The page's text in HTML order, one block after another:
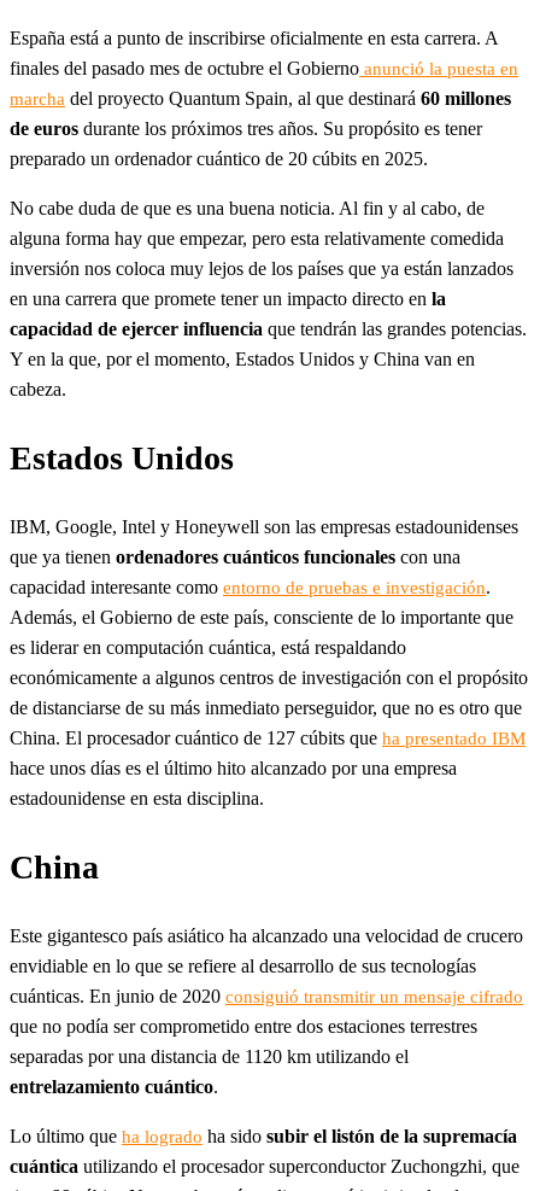
España está a punto de inscribirse oficialmente en esta carrera. A
finales del pasado mes de octubre el Gobierno anunció la puesta en
marcha del proyecto Quantum Spain, al que destinará 60 millones
de euros durante los próximos tres años. Su propósito es tener
preparado un ordenador cuántico de 20 cúbits en 2025.
No cabe duda de que es una buena noticia. Al fin y al cabo, de
alguna forma hay que empezar, pero esta relativamente comedida
inversión nos coloca muy lejos de los países que ya están lanzados
en una carrera que promete tener un impacto directo en la
capacidad de ejercer influencia que tendrán las grandes potencias.
Y en la que, por el momento, Estados Unidos y China van en
cabeza.
Estados Unidos
IBM, Google, Intel y Honeywell son las empresas estadounidenses
que ya tienen ordenadores cuánticos funcionales con una
capacidad interesante como entorno de pruebas e investigación.
Además, el Gobierno de este país, consciente de lo importante que
es liderar en computación cuántica, está respaldando
económicamente a algunos centros de investigación con el propósito
de distanciarse de su más inmediato perseguidor, que no es otro que
China. El procesador cuántico de 127 cúbits que ha presentado IBM
hace unos días es el último hito alcanzado por una empresa
estadounidense en esta disciplina.
China
Este gigantesco país asiático ha alcanzado una velocidad de crucero
envidiable en lo que se refiere al desarrollo de sus tecnologías
cuánticas. En junio de 2020 consiguió transmitir un mensaje cifrado
que no podía ser comprometido entre dos estaciones terrestres
separadas por una distancia de 1120 km utilizando el
entrelazamiento cuántico.
Lo último que ha logrado ha sido subir el listón de la supremacía
cuántica utilizando el procesador superconductor Zuchongzhi, que